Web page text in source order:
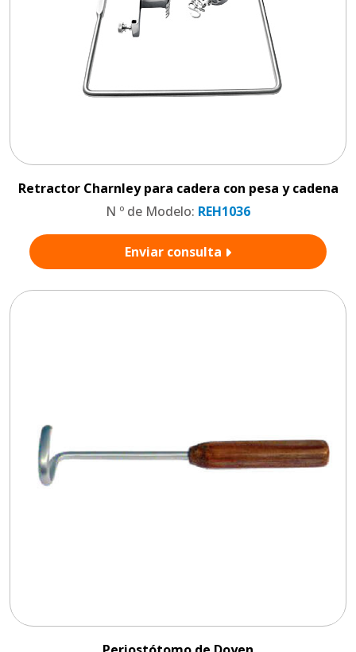
Retractor Charnley para cadera con pesa y cadena
N º de Modelo: REH1036
Enviar consulta